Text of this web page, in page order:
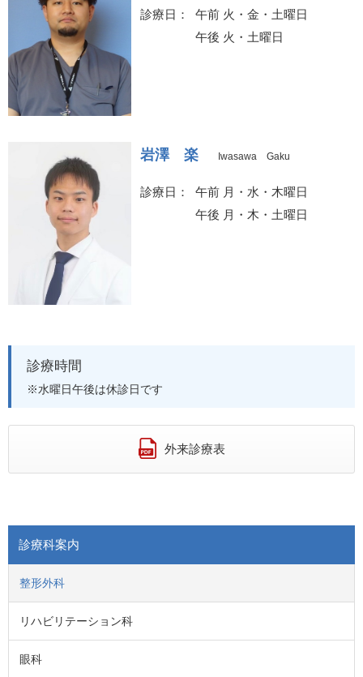
診療日
午前 火・金・土曜日
午後 火・土曜日
岩澤 楽 Iwasawa Gaku
診療日
午前 月・水・木曜日
午後 月・木・土曜日
診療時間
※水曜日午後は休診日です
外来診療表
診療科案内
整形外科
リハビリテーション科
眼科